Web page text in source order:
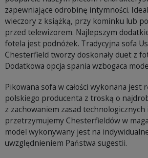
zapewniające odrobinę intymności.
wieczory z książką, przy kominku lub
przed telewizorem. Najlepszym
fotela jest podnóżek. Tradycyjna sofa
Chesterfield tworzy doskonały duet z
Dodatkowa opcja spania wzbogaca
Pikowana sofa w całości wykonana jest
polskiego producenta z troską o
z zachowaniem zasad technologicznych
przetrzymujemy Chesterfieldów w
model wykonywany jest na
uwzględnieniem Państwa sugestii.